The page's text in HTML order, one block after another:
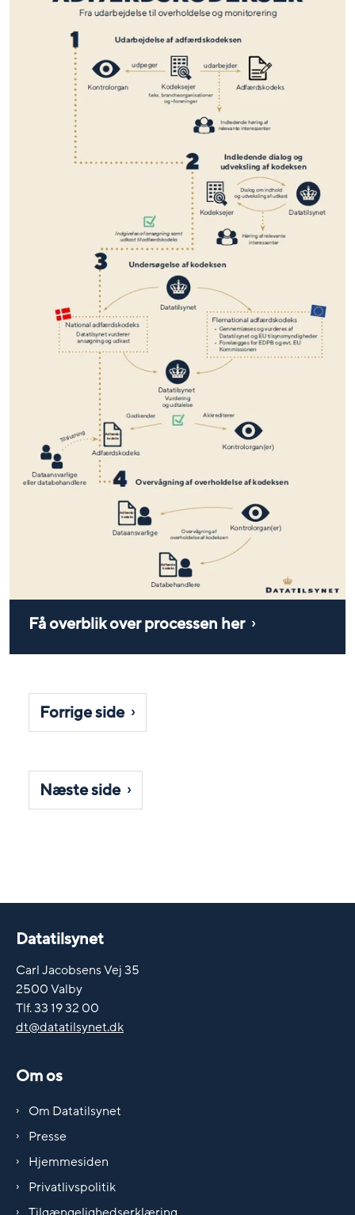
Få overblik over processen her
Forrige side
Næste side
Datatilsynet
Carl Jacobsens Vej 35
2500 Valby
Tlf. 33 19 32 00
dt@datatilsynet.dk
Om os
Om Datatilsynet
Presse
Hjemmesiden
Privatlivspolitik